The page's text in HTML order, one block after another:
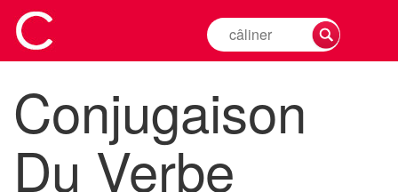
Rechercher
la
d'un
verbe
Conjugaison
Du Verbe